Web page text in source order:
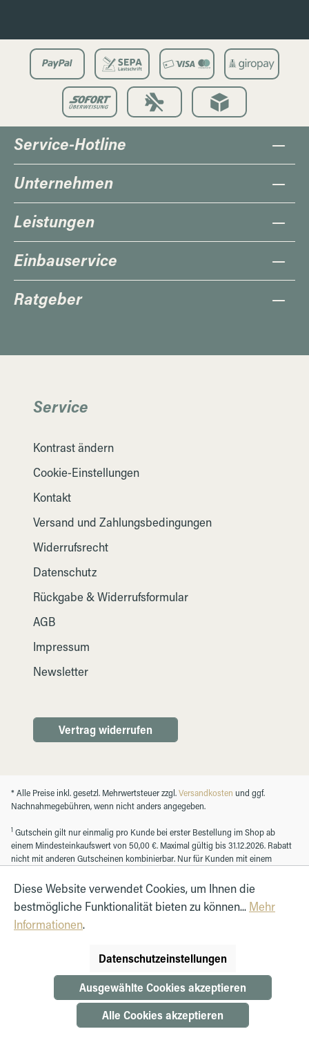
Service-Hotline
Unternehmen
Leistungen
Einbauservice
Ratgeber
Service
Kontrast ändern
Cookie-Einstellungen
Kontakt
Versand und Zahlungsbedingungen
Widerrufsrecht
Datenschutz
Rückgabe & Widerrufsformular
AGB
Impressum
Newsletter
Vertrag widerrufen
* Alle Preise inkl. gesetzl. Mehrwertsteuer zzgl.Versandkosten und ggf.
Nachnahmegebühren, wenn nicht anders angegeben.
1 Gutschein gilt nur einmalig pro Kunde bei erster Bestellung im Shop ab
einem Mindesteinkaufswert von 50,00 €. Maximal gültig bis 31.12.2026. Rabatt
nicht mit anderen Gutscheinen kombinierbar. Nur für Kunden mit einem
Diese Website verwendet Cookies, um Ihnen die
bestmögliche Funktionalität bieten zu können... Mehr
Informationen.
Datenschutzeinstellungen
Ausgewählte Cookies akzeptieren
Alle Cookies akzeptieren